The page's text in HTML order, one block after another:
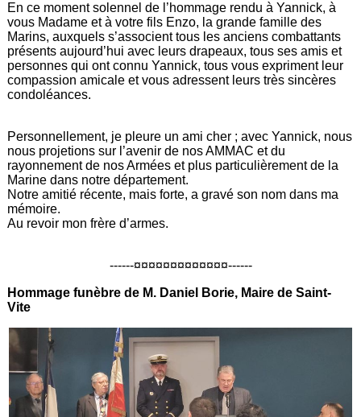
En ce moment solennel de l’hommage rendu à Yannick, à
vous Madame et à votre fils Enzo, la grande famille des
Marins, auxquels s’associent tous les anciens combattants
présents aujourd’hui avec leurs drapeaux, tous ses amis et
personnes qui ont connu Yannick, tous vous expriment leur
compassion amicale et vous adressent leurs très sincères
condoléances.
Personnellement, je pleure un ami cher ; avec Yannick, nous
nous projetions sur l’avenir de nos AMMAC et du
rayonnement de nos Armées et plus particulièrement de la
Marine dans notre département.
Notre amitié récente, mais forte, a gravé son nom dans ma
mémoire.
Au revoir mon frère d’armes.
------¤¤¤¤¤¤¤¤¤¤¤¤¤------
Hommage funèbre de M. Daniel Borie, Maire de Saint-
Vite